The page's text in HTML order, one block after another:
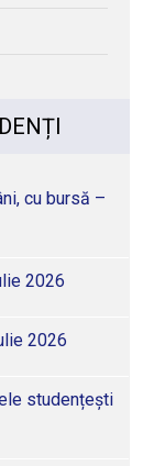
cu bursă –
2026
2026
studențești